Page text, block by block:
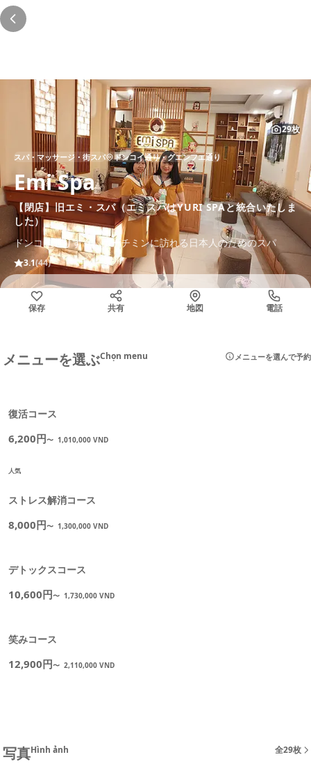
旧エミ・スパ（エミスパはYURI SPAと統合いた
29枚
スパ・マッサージ・街スパ ドンコイ通り・グエンフエ通り
Emi Spa
【閉店】旧エミ・スパ（エミスパはYURI SPAと統合いたしま
した）
ドンコイ通りすぐ、ホーチミンに訪れる日本人のためのスパ
3.1(44)
保存 共有 地図 電話
メニューを選ぶChọn menu メニューを選んで予約
復活コース
6,200円〜 1,010,000 VND
人気
ストレス解消コース
8,000円〜 1,300,000 VND
デトックスコース
10,600円〜 1,730,000 VND
笑みコース
12,900円〜 2,110,000 VND
写真Hình ảnh 全29枚